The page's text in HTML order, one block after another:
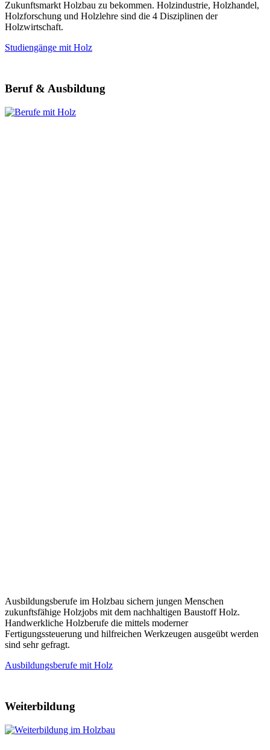
Zukunftsmarkt Holzbau zu bekommen. Holzindustrie, Holzhandel,
Holzforschung und Holzlehre sind die 4 Disziplinen der
Holzwirtschaft.
Studiengänge mit Holz
Beruf & Ausbildung
Ausbildungsberufe im Holzbau sichern jungen Menschen
zukunftsfähige Holzjobs mit dem nachhaltigen Baustoff Holz.
Handwerkliche Holzberufe die mittels moderner
Fertigungssteuerung und hilfreichen Werkzeugen ausgeübt werden
sind sehr gefragt.
Ausbildungsberufe mit Holz
Weiterbildung